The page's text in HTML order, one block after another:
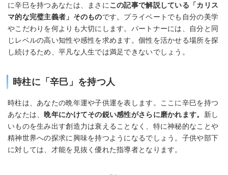
に辛巳を持つあなたは、まさにこの記事で解説している「カリス
マ的な完璧主義者」そのものです。プライベートでも自分の美学
やこだわりを何よりも大切にします。パートナーには、自分と同
じレベルの高い知性や感性を求めます。個性を活かせる場所を探
し続けるため、平凡な人生では満足できないでしょう。
時柱に「辛巳」を持つ人
時柱は、あなたの晩年運や子供運を表します。ここに辛巳を持つ
あなたは、 晩年にかけてその鋭い感性がさらに磨かれます。 新し
いものを生み出す創造力は衰えることなく、特に神秘的なことや
精神世界への探求に興味を持つようになるでしょう。子供や部下
に対しては、才能を見抜く優れた指導者となります。